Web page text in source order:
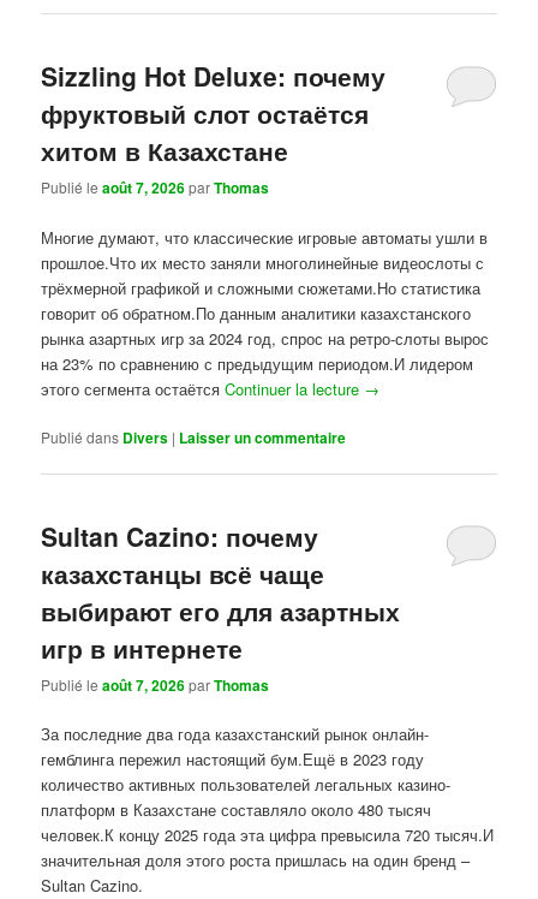
Sizzling Hot Deluxe: почему
фруктовый слот остаётся
хитом в Казахстане
Publié leaoût 7, 2026parThomas
Многие думают, что классические игровые автоматы ушли в
прошлое.Что их место заняли многолинейные видеослоты с
трёхмерной графикой и сложными сюжетами.Но статистика
говорит об обратном.По данным аналитики казахстанского
рынка азартных игр за 2024 год, спрос на ретро-слоты вырос
на 23% по сравнению с предыдущим периодом.И лидером
этого сегмента остаётсяContinuer la lecture →
Publié dans Divers | Laisser un commentaire
Sultan Cazino: почему
казахстанцы всё чаще
выбирают его для азартных
игр в интернете
Publié leaoût 7, 2026parThomas
За последние два года казахстанский рынок онлайн-
гемблинга пережил настоящий бум.Ещё в 2023 году
количество активных пользователей легальных казино-
платформ в Казахстане составляло около 480 тысяч
человек.К концу 2025 года эта цифра превысила 720 тысяч.И
значительная доля этого роста пришлась на один бренд –
Sultan Cazino.